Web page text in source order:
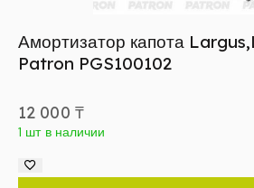
Амортизатор капота
Patron PGS100102
12 000 ₸
1 шт в наличии